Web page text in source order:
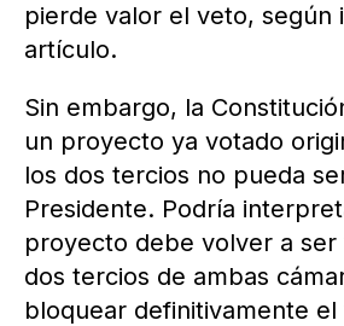
pierde valor el veto, según
artículo.
Sin embargo, la
un proyecto ya votado
los dos tercios no pueda
Presidente. Podría
proyecto debe volver a ser
dos tercios de ambas
bloquear definitivamente